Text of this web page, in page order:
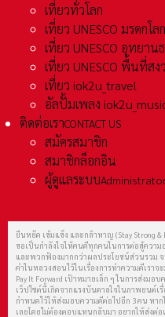
เที่ยวทั่วโลก
เที่ยว UNESCO มรดกโลก
เที่ยว UNESCO อุทยาน
เที่ยว UNESCO พื้นที่ส
เที่ยว iok2u_travel
อัลปั้มเพลง
ติดต่อเราCONTACT US
สมัครสมาชิก
สมาชิกล็อกอิน
ผู้ดูแลระบบ
ยืนหยัด เข้มแข็ง และกล้าหาญ (Stay Strong &
ขอเป็นกำลังใจให้คนดีทุกคนในการต่อสู้ควา
และพวกฟ้องมากกว่าผลประโยชน์ส่วนรวม
คำในหลวงสอนไว้ในเรื่องการทำความดีเราจ
Pay It Forward เป้าหมายเล็ก ๆ ในการส่งมอบ
เว็ปไซต์นี้เกิดจากแรงบันดาลใจในภาพยนต์เรื่
กำหนดไว้ให้ส่งมอบความดีต่อไปอีก 3 คน หา
เลยโดยไม่ต้องตอบแทนกลับมา อยากให้ส่งต่